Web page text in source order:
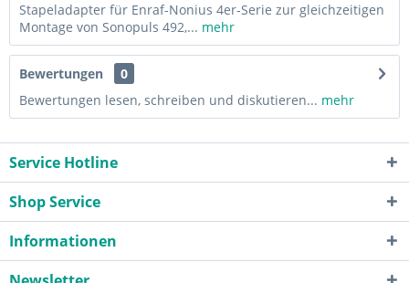
Stapeladapter für Enraf-Nonius 4er-Serie zur gleichzeitigen
Montage von Sonopuls 492,... mehr
Bewertungen
0
Bewertungen lesen, schreiben und diskutieren... mehr
Service Hotline
Shop Service
Informationen